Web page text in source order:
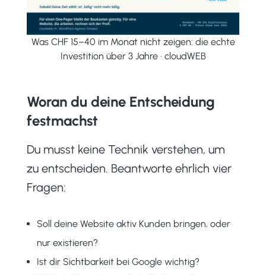
Was CHF 15–40 im Monat nicht zeigen: die echte
Investition über 3 Jahre · cloudWEB
Woran du deine Entscheidung
festmachst
Du musst keine Technik verstehen, um
zu entscheiden. Beantworte ehrlich vier
Fragen:
Soll deine Website aktiv Kunden bringen, oder
nur existieren?
Ist dir Sichtbarkeit bei Google wichtig?